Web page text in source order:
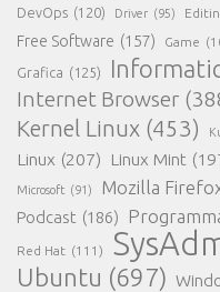
DevOps (120) Driver (95)
Free Software (157) Game
Grafica (125)
Internet Browser
Kernel Linux (453)
Linux (207) Linux Mint
Microsoft (91) Mozilla
Podcast (186)
Red Hat (111)
Ubuntu (697)